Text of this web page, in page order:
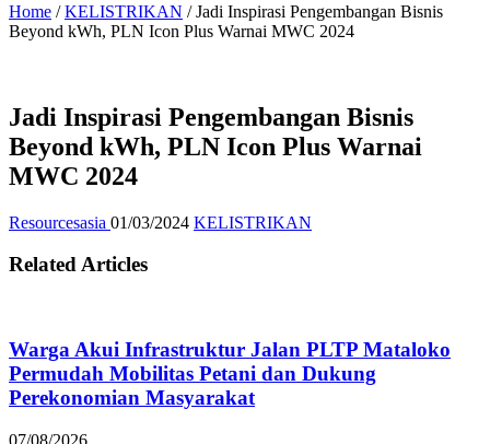
Home / KELISTRIKAN / Jadi Inspirasi Pengembangan Bisnis
Beyond kWh, PLN Icon Plus Warnai MWC 2024
Jadi Inspirasi Pengembangan Bisnis
Beyond kWh, PLN Icon Plus Warnai
MWC 2024
Resourcesasia 01/03/2024 KELISTRIKAN
Related Articles
Warga Akui Infrastruktur Jalan PLTP Mataloko
Permudah Mobilitas Petani dan Dukung
Perekonomian Masyarakat
07/08/2026